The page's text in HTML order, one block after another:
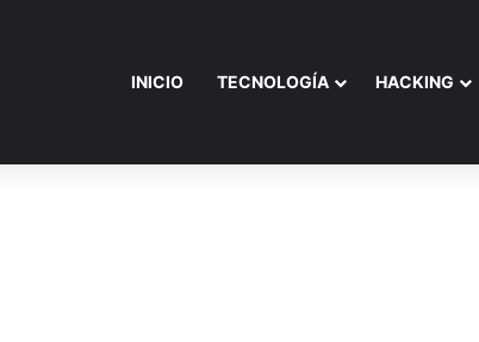
INICIO TECNOLOGÍA HACKING